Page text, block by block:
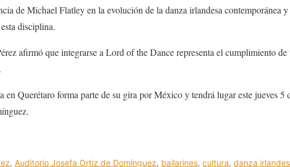
de Michael Flatley en la evolución de la danza irlandesa contemporánea y
disciplina.
afirmó que integrarse a Lord of the Dance representa el cumplimiento de
en Querétaro forma parte de su gira por México y tendrá lugar este jueves 5
, Auditorio Josefa Ortiz de Domínguez, bailarines, cultura, danza